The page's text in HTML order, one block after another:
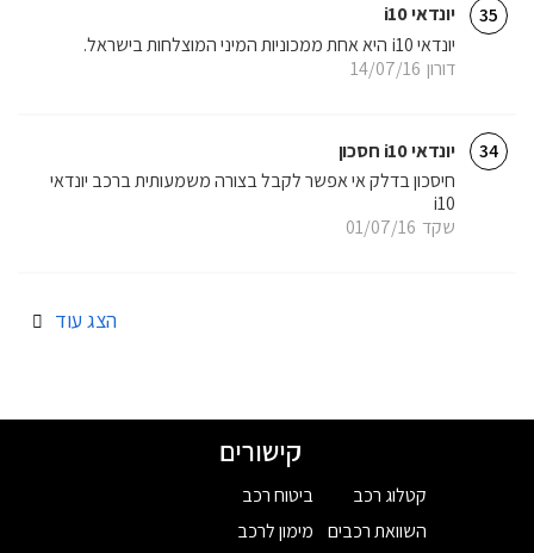
35 יונדאי i10
דורון 14/07/16
יונדאי i10 היא אחת ממכוניות המיני המוצלחות בישראל.
34 יונדאי i10 חסכון
שקד 01/07/16
חיסכון בדלק אי אפשר לקבל בצורה משמעותית ברכב יונדאי
i10
הצג עוד
קישורים
קטלוג רכב
השוואת רכבים
ביטוח רכב
מימון לרכב